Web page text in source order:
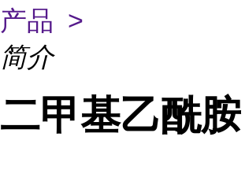
产品 >
简介
二甲基乙酰胺